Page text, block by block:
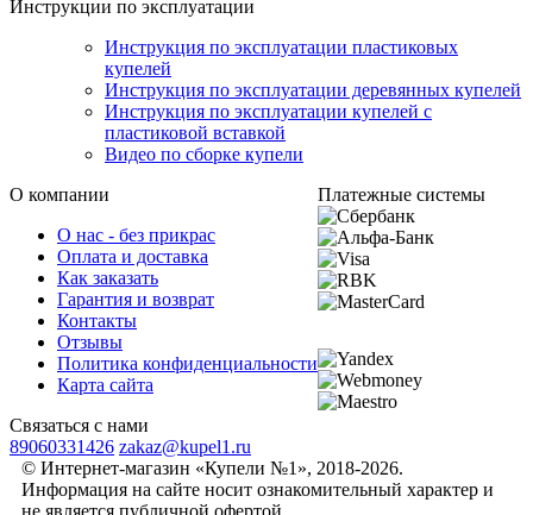
Инструкции по эксплуатации
Инструкция по эксплуатации пластиковых
купелей
Инструкция по эксплуатации деревянных купелей
Инструкция по эксплуатации купелей с
пластиковой вставкой
Видео по сборке купели
О компании
О нас - без прикрас
Оплата и доставка
Как заказать
Гарантия и возврат
Контакты
Отзывы
Политика конфиденциальности
Карта сайта
Платежные системы
Связаться с нами
89060331426 zakaz@kupel1.ru
© Интернет-магазин «Купели №1», 2018-2026.
Информация на сайте носит ознакомительный характер и
не является публичной офертой.